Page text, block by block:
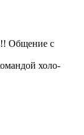
Общение с
холо-